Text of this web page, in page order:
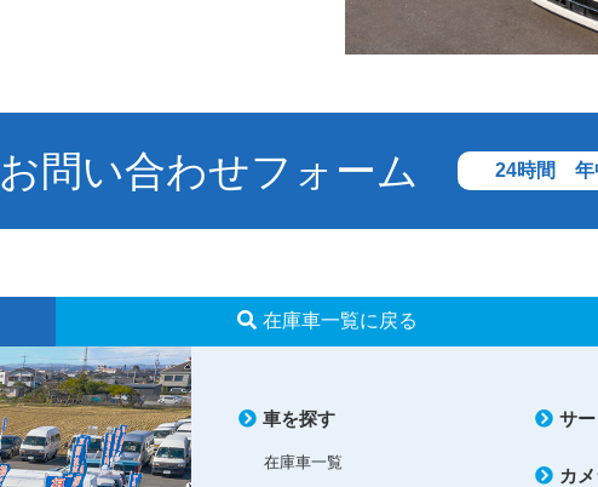
お問い合わせフォーム 24時間 年
在庫車一覧に戻る
車を探す
在庫車一覧
サ
カ